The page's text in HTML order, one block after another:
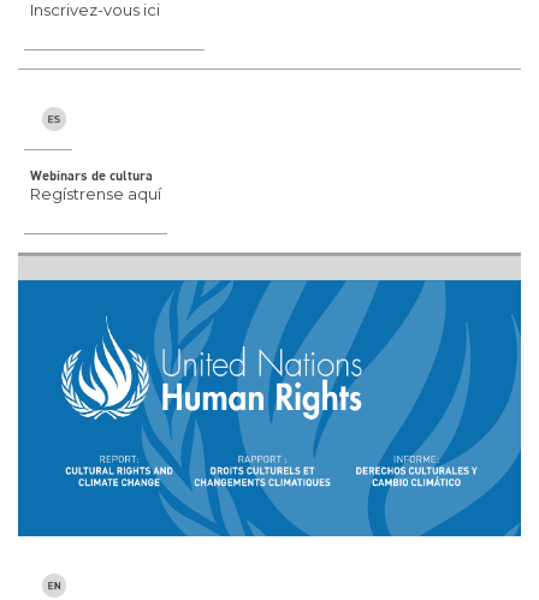
Inscrivez-vous ici
Webinars de cultura
Regístrense aquí